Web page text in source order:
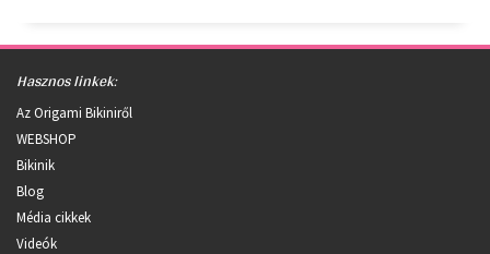
Hasznos linkek:
Az Origami Bikiniről
WEBSHOP
Bikinik
Blog
Média cikkek
Videók